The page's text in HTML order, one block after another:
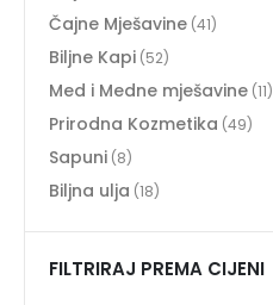
Čajne Mješavine (41)
Biljne Kapi (52)
Med i Medne mješavine (11)
Prirodna Kozmetika (49)
Sapuni (8)
Biljna ulja (18)
FILTRIRAJ PREMA CIJENI